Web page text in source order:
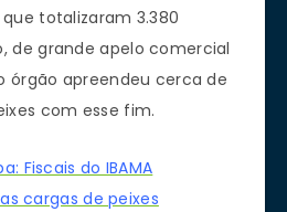
totalizaram 3.380
de grande apelo comercial
órgão apreendeu cerca de
com esse fim.
Fiscais do IBAMA
cargas de peixes